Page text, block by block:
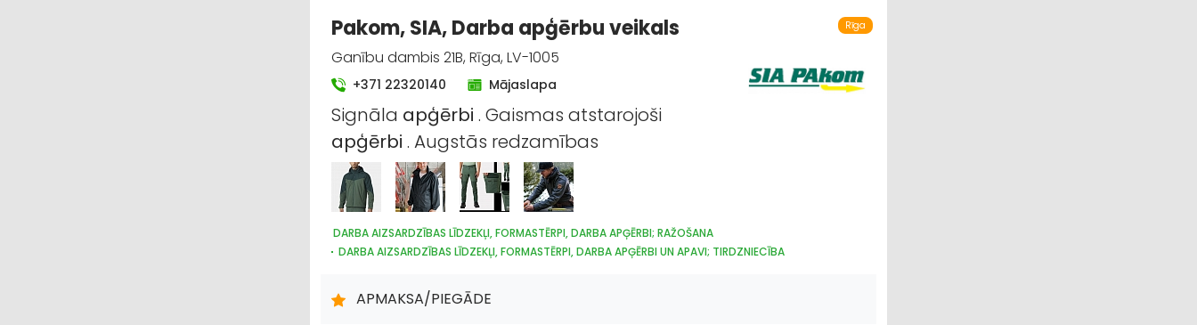
Rīga
Pakom, SIA, Darba apģērbu veikals
Ganību dambis 21B, Rīga, LV-1005
+371 22320140 Mājaslapa
Signāla apģērbi . Gaismas atstarojoši
apģērbi . Augstās redzamības
DARBA AIZSARDZĪBAS LĪDZEKĻI, FORMASTĒRPI, DARBA APĢĒRBI; RAŽOŠANA
DARBA AIZSARDZĪBAS LĪDZEKĻI, FORMASTĒRPI, DARBA APĢĒRBI UN APAVI; TIRDZNIECĪBA
APĢĒRBI: VAIRUMTIRDZNIECĪBA
INTERNETVEIKALI, E-KOMERCIJA
APMAKSA/PIEGĀDE